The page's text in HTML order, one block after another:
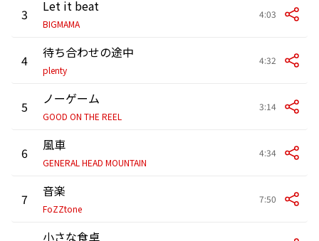
3 Let it beat
BIGMAMA
4:03
4 待ち合わせの途中
plenty
4:32
5 ノーゲーム
GOOD ON THE REEL
3:14
6 風車
GENERAL HEAD MOUNTAIN
4:34
7 音楽
FoZZtone
7:50
小さな食卓